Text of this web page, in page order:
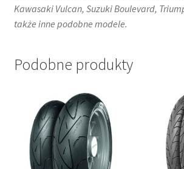
Kawasaki Vulcan, Suzuki Boulevard,
także inne podobne modele.
Podobne produkty